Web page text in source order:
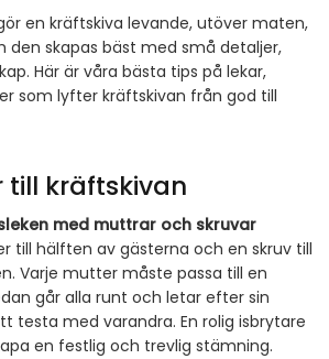
en kräftskiva levande, utöver maten,
den skapas bäst med små detaljer,
Här är våra bästa tips på lekar,
som lyfter kräftskivan från god till
till kräftskivan
med muttrar och skruvar
till hälften av gästerna och en skruv till
Varje mutter måste passa till en
går alla runt och letar efter sin
testa med varandra. En rolig isbrytare
en festlig och trevlig stämning.